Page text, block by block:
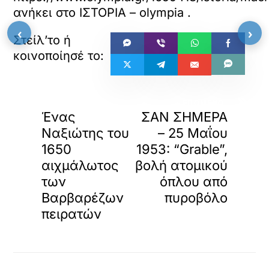
ανήκει στο ΙΣΤΟΡΙΑ – olympia .
Ένας
Ναξιώτης του
1650
αιχμάλωτος
των
Βαρβαρέζων
πειρατών
ΣΑΝ ΣΗΜΕΡΑ
– 25 Μαΐου
1953: “Grable”,
βολή ατομικού
όπλου από
πυροβόλο
‹ ›